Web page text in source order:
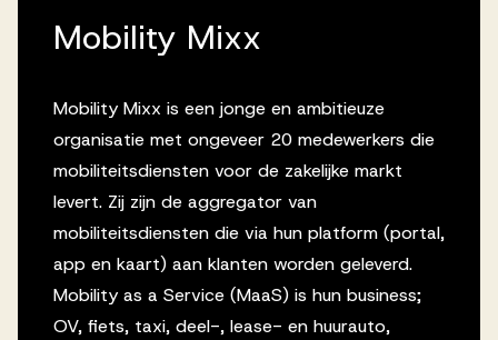
Mobility Mixx
Mobility Mixx is een jonge en ambitieuze
organisatie met ongeveer 20 medewerkers die
mobiliteitsdiensten voor de zakelijke markt
levert. Zij zijn de aggregator van
mobiliteitsdiensten die via hun platform (portal,
app en kaart) aan klanten worden geleverd.
Mobility as a Service (MaaS) is hun business;
OV, fiets, taxi, deel-, lease- en huurauto,